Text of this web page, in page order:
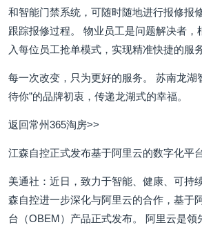
和智能门禁系统，可随时随地进行报修报
跟踪报修过程。 物业员工是问题解决者，
入每位员工抢单模式，实现精准快捷的服务
每一次改变，只为更好的服务。 苏南龙湖
待你”的品牌初衷，传递龙湖式的幸福。
返回常州365淘房>>
江森自控正式发布基于阿里云的数字化平
美通社：近日，致力于智能、健康、可持
森自控进一步深化与阿里云的合作，基于
台（OBEM）产品正式发布。 阿里云是领